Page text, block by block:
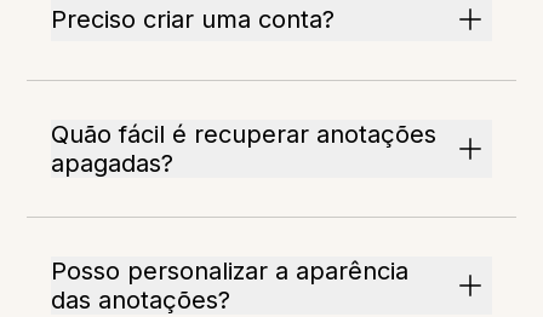
Preciso criar uma conta?
Quão fácil é recuperar anotações
apagadas?
Posso personalizar a aparência
das anotações?